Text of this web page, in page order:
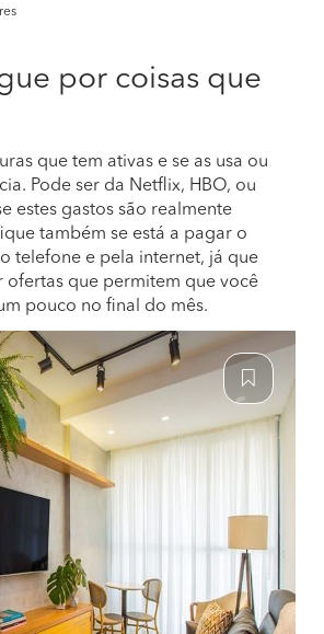
por coisas que
que tem ativas e se as usa ou
Pode ser da Netflix, HBO, ou
estes gastos são realmente
também se está a pagar o
telefone e pela internet, já que
ofertas que permitem que você
pouco no final do mês.